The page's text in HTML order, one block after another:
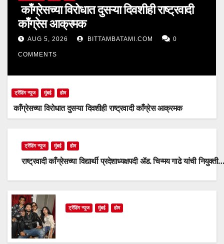
काँग्रेसच्या विरोधात दुसऱ्या दिवशीही राष्ट्रवादी
काँग्रेस आक्रमक
AUG 5, 2026 BITTAMBATAMI.COM 0
COMMENTS
ट्रेंडिंग न्यूज मुंबई होम
काँग्रेसच्या विरोधात दुसऱ्या दिवशीही राष्ट्रवादी काँग्रेस आक्रमक
ट्रेंडिंग न्यूज मुंबई होम
राष्ट्रवादी काँग्रेसच्या विद्यार्थी प्रदेशाध्यक्षपदी ॲड. चिन्मय गाढे यांची नियुक्ती…
ट्रेंडिंग न्यूज मुंबई होम